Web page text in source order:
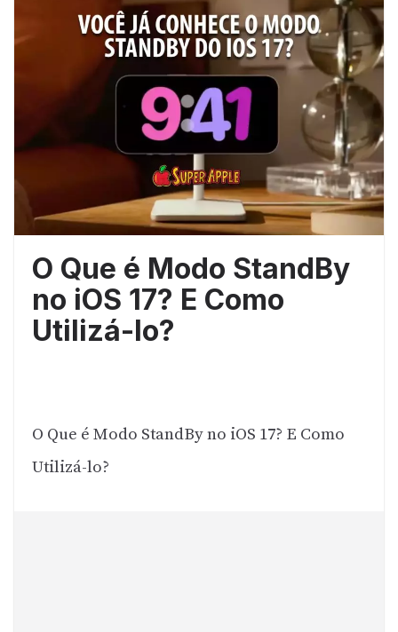
O Que é Modo StandBy
no iOS 17? E Como
Utilizá-lo?
O Que é Modo StandBy no iOS 17? E Como
Utilizá-lo?